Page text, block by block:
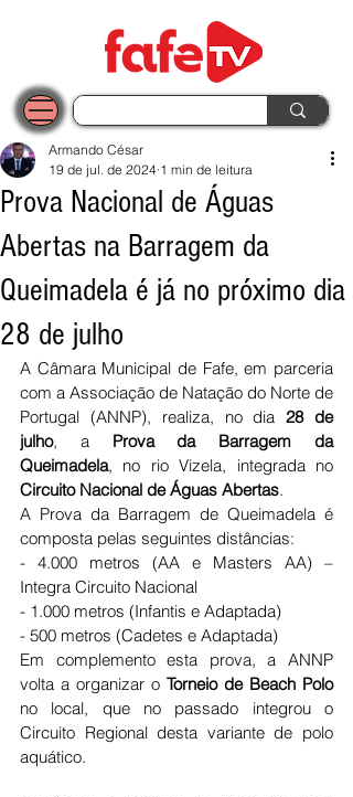
Prova Nacional de Águas
Abertas na Barragem da
Queimadela é já no próximo dia
28 de julho
Armando César
19 de jul. de 2024 1 min de leitura
A Câmara Municipal de Fafe, em parceria
com a Associação de Natação do Norte de
Portugal (ANNP), realiza, no dia 28 de
julho, a Prova da Barragem da
Queimadela
Circuito Nacional de Águas Abertas.
A Prova da Barragem de Queimadela é
composta pelas seguintes distâncias:
- 4.000 metros (AA e Masters AA) –
Integra Circuito Nacional
- 1.000 metros (Infantis e Adaptada)
- 500 metros (Cadetes e Adaptada)
Em complemento esta prova, a ANNP
volta a organizar o Torneio de Beach Polo
no local, que no passado integrou o
Circuito Regional desta variante de polo
aquático.